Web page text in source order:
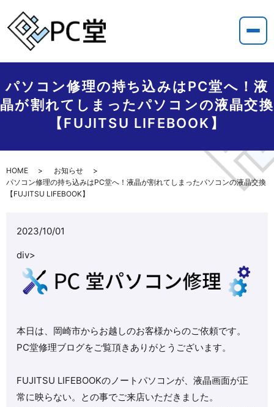
パソコン修理の持ち込みはPC堂へ！液
晶が割れてしまったパソコンの液晶交換
【FUJITSU LIFEBOOK】
HOME
お知らせ
パソコン修理の持ち込みはPC堂へ！液晶が割れてしまったパソコンの液晶交換
【FUJITSU LIFEBOOK】
2023/10/01
div>
本日は、岡崎市からお越しのお客様からのご依頼です。
PC堂修理ブログをご覧頂きありがとうございます。
FUJITSU LIFEBOOKのノートパソコンが、液晶画面が正
常に映らない。との事でご来店いただきました。